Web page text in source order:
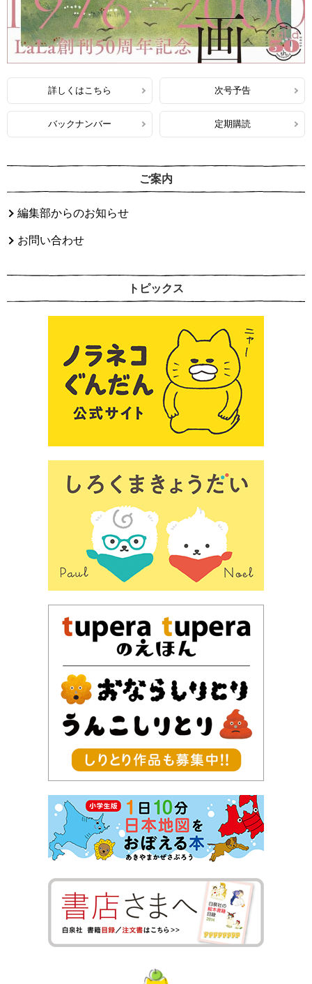
詳しくはこちら 次号予告
バックナンバー 定期購読
ご案内
編集部からのお知らせ
お問い合わせ
トピックス